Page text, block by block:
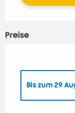
Preise
Bis zum 29